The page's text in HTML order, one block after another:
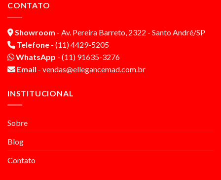
CONTATO
Showroom - Av. Pereira Barreto, 2322 - Santo André/SP
Telefone - (11) 4429-5205
WhatsApp - (11) 91635-3276
Email - vendas@ellegancemad.com.br
INSTITUCIONAL
Sobre
Blog
Contato